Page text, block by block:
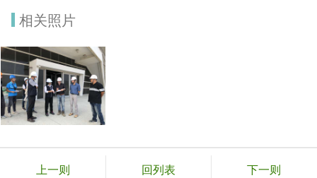
相关照片
上一则 回列表 下一则